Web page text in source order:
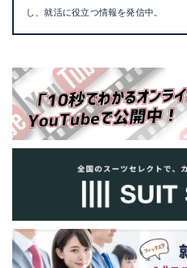
し、就活に役立つ情報を発信中。